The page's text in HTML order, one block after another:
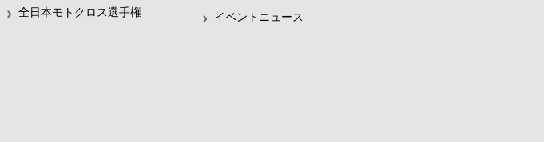
全日本モトクロス選手権
イベントニュース